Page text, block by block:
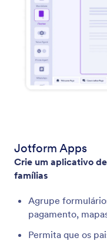
Jotform Apps
Crie um aplicativo
famílias
Agrupe
pagamento,
Permita que os